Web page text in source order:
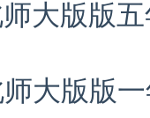
大版版五
大版版一